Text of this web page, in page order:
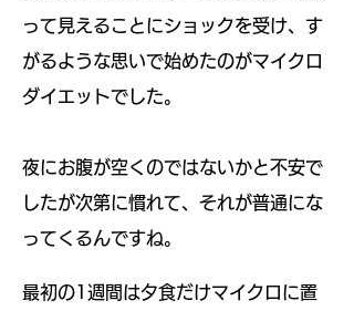
って見えることにショックを受け、す
がるような思いで始めたのがマイクロ
ダイエットでした。
夜にお腹が空くのではないかと不安で
したが次第に慣れて、それが普通にな
ってくるんですね。
最初の1週間は夕食だけマイクロに置